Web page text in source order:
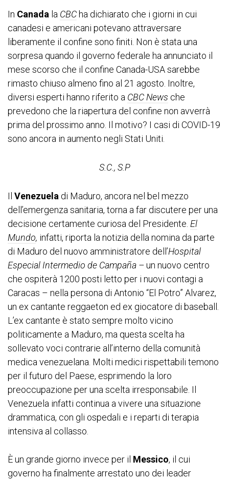
In Canada la CBC ha dichiarato che i giorni in cui
canadesi e americani potevano attraversare
liberamente il confine sono finiti. Non è stata una
sorpresa quando il governo federale ha annunciato il
mese scorso che il confine Canada-USA sarebbe
rimasto chiuso almeno fino al 21 agosto. Inoltre,
diversi esperti hanno riferito a CBC News che
prevedono che la riapertura del confine non avverrà
prima del prossimo anno. Il motivo? I casi di COVID-19
sono ancora in aumento negli Stati Uniti.
S.C., S.P
Il Venezuela di Maduro, ancora nel bel mezzo
dell’emergenza sanitaria, torna a far discutere per una
decisione certamente curiosa del Presidente. El
Mundo, infatti, riporta la notizia della nomina da parte
di Maduro del nuovo amministratore dell’Hospital
Especial Intermedio de Campaña –un nuovo centro
che ospiterà 1200 posti letto per i nuovi contagi a
Caracas – nella persona di Antonio “El Potro” Alvarez,
un ex cantante reggaeton ed ex giocatore di baseball.
L’ex cantante è stato sempre molto vicino
politicamente a Maduro, ma questa scelta ha
sollevato voci contrarie all’interno della comunità
medica venezuelana. Molti medici rispettabili temono
per il futuro del Paese, esprimendo la loro
preoccupazione per una scelta irresponsabile. Il
Venezuela infatti continua a vivere una situazione
drammatica, con gli ospedali e i reparti di terapia
intensiva al collasso.
È un grande giorno invece per il Messico, il cui
governo ha finalmente arrestato uno dei leader